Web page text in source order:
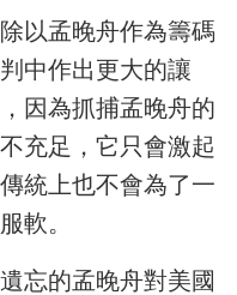
以孟晚舟作為籌碼
中作出更大的讓
因為抓捕孟晚舟的
充足，它只會激起
統上也不會為了一
軟。
忘的孟晚舟對美國